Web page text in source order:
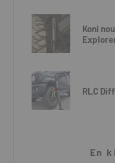
Koni
RLC
En